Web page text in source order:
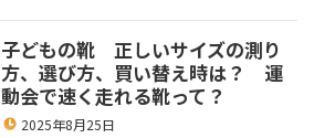
子どもの靴 正しいサイズの測り
方、選び方、買い替え時は？ 運
動会で速く走れる靴って？
2025年8月25日